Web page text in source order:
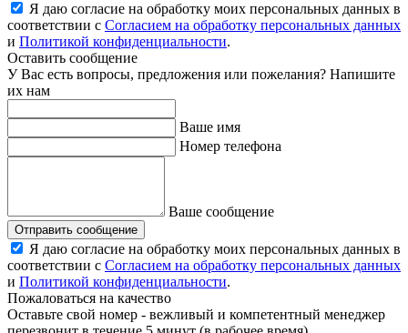
Я даю согласие на обработку моих персональных данных в
соответствии с Согласием на обработку персональных данных
и Политикой конфиденциальности.
Оставить сообщение
У Вас есть вопросы, предложения или пожелания? Напишите
их нам
Ваше имя
Номер телефона
Ваше сообщение
Отправить сообщение
Я даю согласие на обработку моих персональных данных в
соответствии с Согласием на обработку персональных данных
и Политикой конфиденциальности.
Пожаловаться на качество
Оставьте свой номер - вежливый и компетентный менеджер